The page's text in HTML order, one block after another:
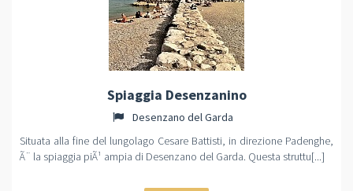
Spiaggia Desenzanino
Desenzano del Garda
Situata alla fine del lungolago Cesare Battisti, in direzione Padenghe,
Ã¨ la spiaggia piÃ¹ ampia di Desenzano del Garda. Questa struttu[...]